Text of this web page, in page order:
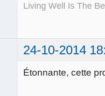
Living Well Is The
24-10-2014
Étonnante, cette